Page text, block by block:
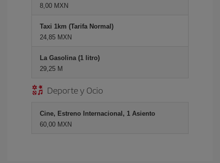
8,00 MXN
Taxi 1km (Tarifa Normal)
24,85 MXN
La Gasolina (1 litro)
29,25 M
Deporte y Ocio
Cine, Estreno Internacional, 1 Asiento
60,00 MXN